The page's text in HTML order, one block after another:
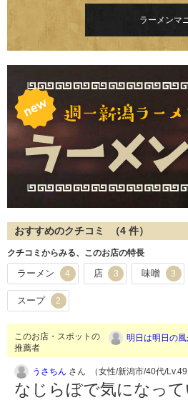
ラーメンマ
おすすめのクチコミ （4 件）
クチコミからみる、このお店の特長
ラーメン 4 店 3 味噌 3
スープ 2
このお店・スポットの
推薦者
明日は明日の風
うさちん さん （女性/新潟市/40代/Lv.49
なじらぼで気になっ